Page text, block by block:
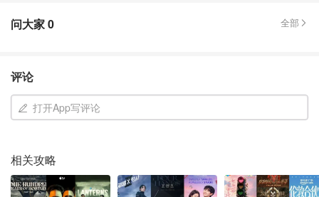
问大家0 全部
评论
打开App写评论
相关攻略